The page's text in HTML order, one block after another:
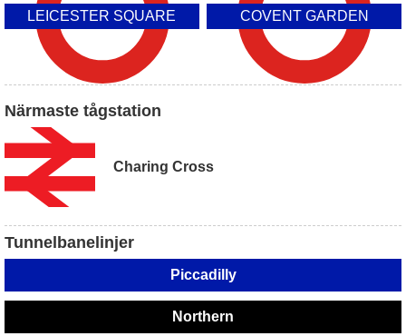
LEICESTER SQUARE COVENT GARDEN
Närmaste tågstation
Charing Cross
Tunnelbanelinjer
Piccadilly
Northern